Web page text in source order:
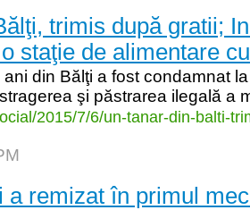
trimis după gratii;
staţie de alimentare
din Bălţi a fost condamnat
şi păstrarea ilegală a
2015/7/6/un-tanar-din-balti-
a remizat în primul